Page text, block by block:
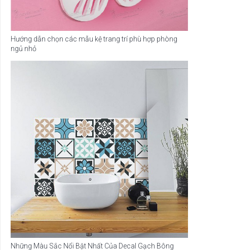
Hướng dẫn chọn các mẫu kệ trang trí phù hợp phòng
ngủ nhỏ
Những Màu Sắc Nổi Bật Nhất Của Decal Gạch Bông